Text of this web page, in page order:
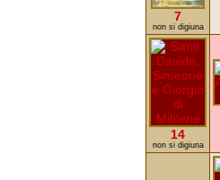
7
non si digiuna
14
non si digiuna